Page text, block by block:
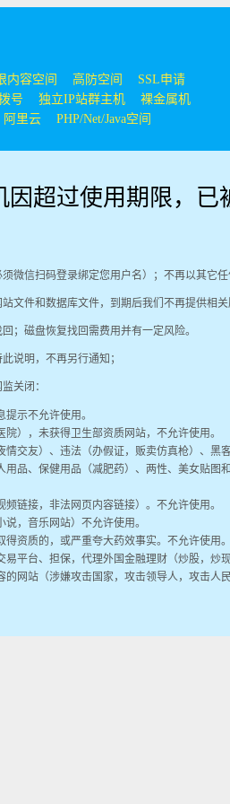
内容空间 高防空间
SSL申请
号 独立IP站群主机
裸金属机
阿里云 PHP/Net/Java空间
因超过使用期限，已
微信扫码登录绑定您用户名）；不再以其它任
文件和数据库文件，到期后我们不再提供相关
；磁盘恢复找回需费用并有一定风险。
说明，不再另行通知；
关闭：
示不允许使用。
），未获得卫生部资质网站，不允许使用。
交友）、违法（办假证，贩卖仿真枪）、黑
品、保健用品（减肥药）、两性、美女贴图
链接，非法网页内容链接）。不允许使用。
，音乐网站）不允许使用。
资质的，或严重夸大药效事实。不允许使用。
平台、担保，代理外国金融理财（炒股，炒
网站（涉嫌攻击国家，攻击领导人，攻击人